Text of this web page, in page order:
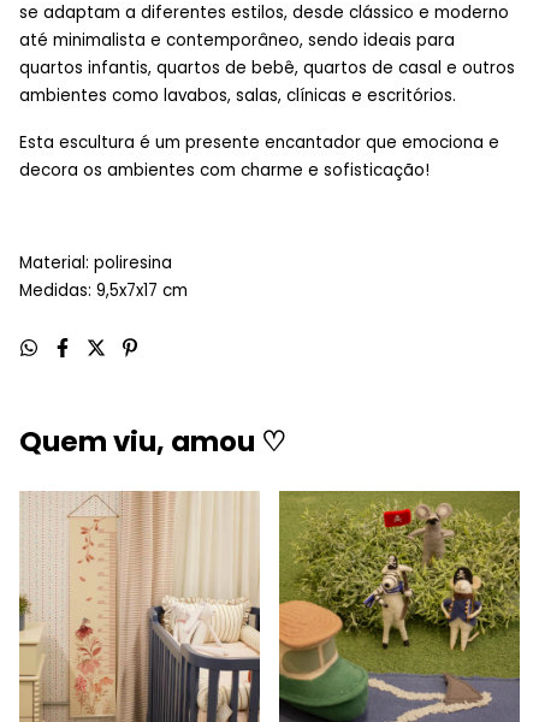
se adaptam a diferentes estilos, desde clássico e moderno
até minimalista e contemporâneo, sendo ideais para
quartos infantis, quartos de bebê, quartos de casal e outros
ambientes como lavabos, salas, clínicas e escritórios.
Esta escultura é um presente encantador que emociona e
decora os ambientes com charme e sofisticação!
Material: poliresina
Medidas: 9,5x7x17 cm
Quem viu, amou ♡